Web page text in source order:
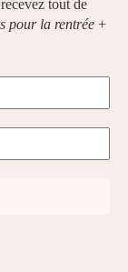
tout de
pour la rentrée +